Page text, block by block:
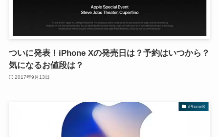
ついに発表！iPhone Xの発売日は？予約はいつから？
気になるお値段は？
2017年9月13日
iPhone8